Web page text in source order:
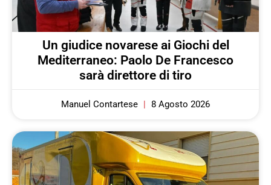
Un giudice novarese ai Giochi del
Mediterraneo: Paolo De Francesco
sarà direttore di tiro
Manuel Contartese 8 Agosto 2026